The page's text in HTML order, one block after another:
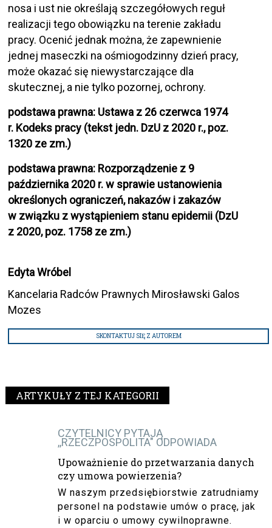
nosa i ust nie określają szczegółowych reguł
realizacji tego obowiązku na terenie zakładu
pracy. Ocenić jednak można, że zapewnienie
jednej maseczki na ośmiogodzinny dzień pracy,
może okazać się niewystarczające dla
skutecznej, a nie tylko pozornej, ochrony.
podstawa prawna: Ustawa z 26 czerwca 1974
r. Kodeks pracy (tekst jedn. DzU z 2020 r., poz.
1320 ze zm.)
podstawa prawna: Rozporządzenie z 9
października 2020 r. w sprawie ustanowienia
określonych ograniczeń, nakazów i zakazów
w związku z wystąpieniem stanu epidemii (DzU
z 2020, poz. 1758 ze zm.)
Edyta Wróbel
Kancelaria Radców Prawnych Mirosławski Galos
Mozes
SKONTAKTUJ SIĘ Z AUTOREM
ARTYKUŁY Z TEJ KATEGORII
CZYTELNICY PYTAJĄ
,,RZECZPOSPOLITA" ODPOWIADA
Upoważnienie do przetwarzania danych
czy umowa powierzenia?
W naszym przedsiębiorstwie zatrudniamy
personel na podstawie umów o pracę, jak
i w oparciu o umowy cywilnoprawne.